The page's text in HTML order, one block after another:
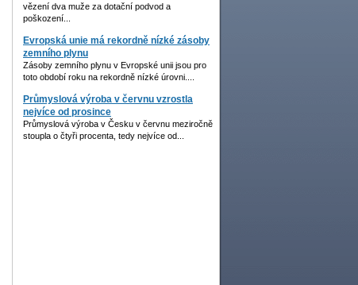
vězení dva muže za dotační podvod a
poškození...
Evropská unie má rekordně nízké zásoby
zemního plynu
Zásoby zemního plynu v Evropské unii jsou pro
toto období roku na rekordně nízké úrovni....
Průmyslová výroba v červnu vzrostla
nejvíce od prosince
Průmyslová výroba v Česku v červnu meziročně
stoupla o čtyři procenta, tedy nejvíce od...